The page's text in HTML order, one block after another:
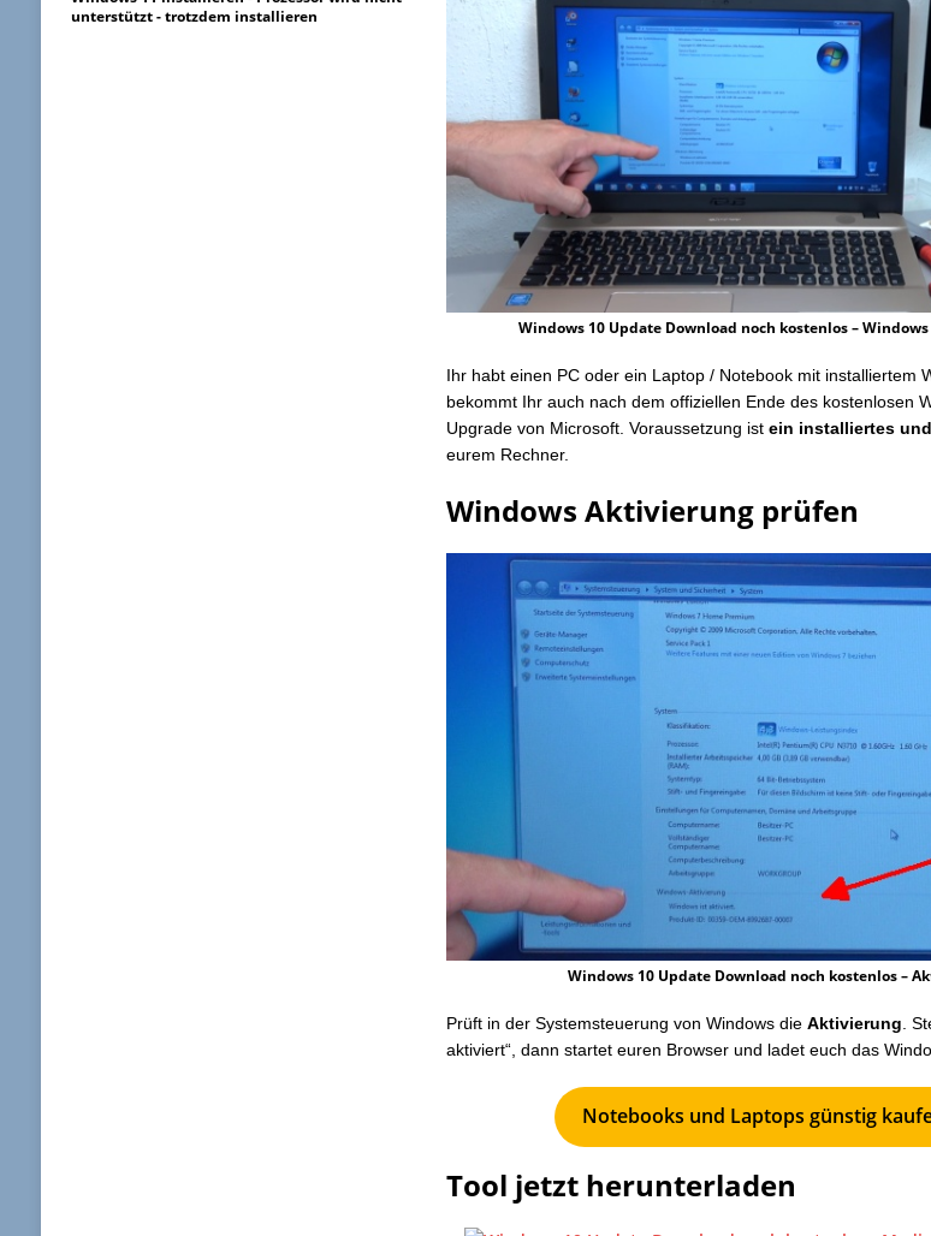
Windows 10 Update Download noch kostenlos –
Ihr habt einen PC oder ein Laptop / Notebook mit installiertem
bekommt Ihr auch nach dem offiziellen Ende des kostenlosen
Upgrade von Microsoft. Voraussetzung istein installiertes
eurem Rechner.
Windows Aktivierung prüfen
Windows 10 Update Download noch kostenlos –
Prüft in der Systemsteuerung von Windows dieAktivierung .
aktiviert“, dann startet euren Browser und ladet euch das
Notebooks und Laptops günstig
Tool jetzt herunterladen
unterstützt - trotzdem installieren